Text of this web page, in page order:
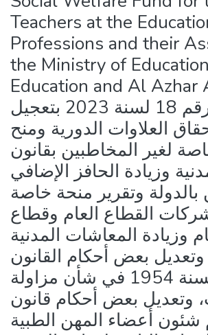
Teachers at the
Professions and their
the Ministry of
Education and Al Azhar
قانون رقم 18 لسنة 2023 بتعجيل
العلاوات الدورية ومنح
لغير المخاطبين بقانون
وزيادة الحافز الإضافي
بالدولة وتقرير منحة خاصة
القطاع العام وقطاع
وزيادة المعاشات المدنية
بعض أحكام القانون
رقم 415 لسنة 1954 في شأن مزاولة
وتعديل بعض أحكام قانون
شئون أعضاء المهن الطبية